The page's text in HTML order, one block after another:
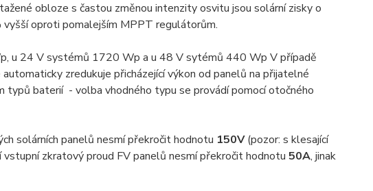
obloze s častou změnou intenzity osvitu jsou solární zisky o
oproti pomalejším MPPT regulátorům.
u 24 V systémů 1720 Wp a u 48 V sytémů 440 Wp V případě
zredukuje přicházející výkon od panelů na přijatelné
baterií - volba vhodného typu se provádí pomocí otočného
solárních panelů nesmí překročit hodnotu 150V(pozor: s klesající
zkratový proud FV panelů nesmí překročit hodnotu 50A, jinak